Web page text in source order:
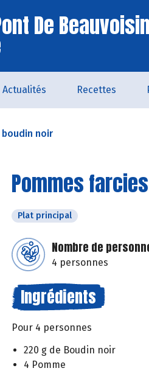
De
Actualités Recettes
boudin noir
Pommes
Plat principal
Nombre de
4 personnes
Ingrédients
Pour 4 personnes
220 g de Boudin noir
4 Pomme